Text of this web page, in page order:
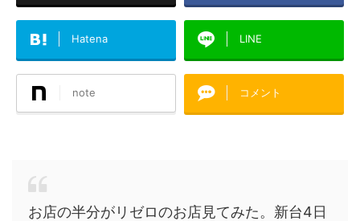
Hatena LINE
note コメント
お店の半分がリゼロのお店見てみた。新台4日